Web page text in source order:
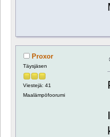
Proxor
Täysjäsen
Viestejä: 41
Maalämpöfoorumi